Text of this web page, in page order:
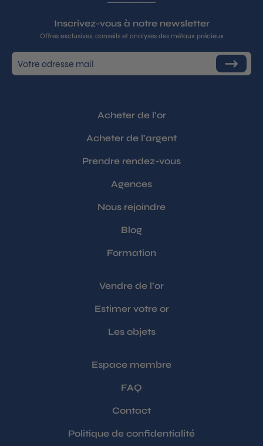
Inscrivez-vous à notre newsletter
Offres exclusives, conseils et analyses des métaux précieux
Inscrivez-
vous
S'inscrire
Acheter de l’or
Acheter de l’argent
Prendre rendez-vous
Agences
Nous rejoindre
Blog
Formation
Vendre de l’or
Estimer votre or
Les objets
Espace membre
FAQ
Contact
Politique de confidentialité